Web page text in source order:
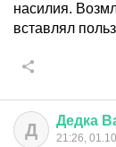
насилия.
вставлял
Д Дедка
21:26,